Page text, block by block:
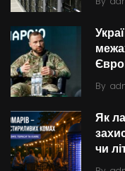
By
Як
чи